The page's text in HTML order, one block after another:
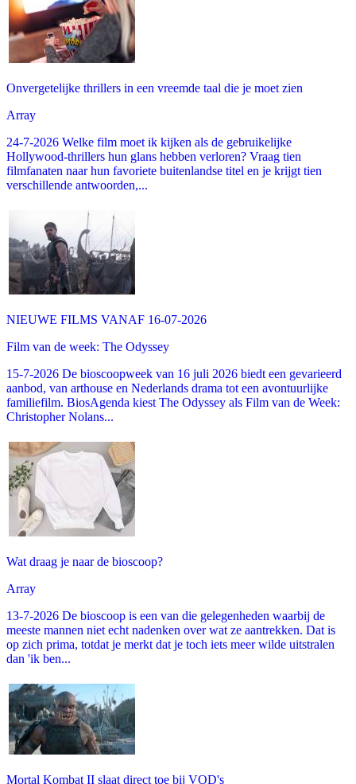
Onvergetelijke thrillers in een vreemde taal die je moet zien
Array
24-7-2026 Welke film moet ik kijken als de gebruikelijke
Hollywood-thrillers hun glans hebben verloren? Vraag tien
filmfanaten naar hun favoriete buitenlandse titel en je krijgt tien
verschillende antwoorden,...
NIEUWE FILMS VANAF 16-07-2026
Film van de week: The Odyssey
15-7-2026 De bioscoopweek van 16 juli 2026 biedt een gevarieerd
aanbod, van arthouse en Nederlands drama tot een avontuurlijke
familiefilm. BiosAgenda kiest The Odyssey als Film van de Week:
Christopher Nolans...
Wat draag je naar de bioscoop?
Array
13-7-2026 De bioscoop is een van die gelegenheden waarbij de
meeste mannen niet echt nadenken over wat ze aantrekken. Dat is
op zich prima, totdat je merkt dat je toch iets meer wilde uitstralen
dan 'ik ben...
Mortal Kombat II slaat direct toe bij VOD's